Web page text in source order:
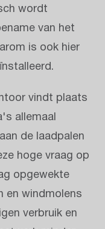
wordt
van het
is ook hier
vindt plaats
allemaal
de laadpalen
hoge vraag op
opgewekte
en windmolens
verbruik en